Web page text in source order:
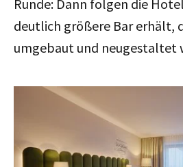
Runde: Dann folgen die
deutlich größere Bar erhält,
umgebaut und neugestaltet